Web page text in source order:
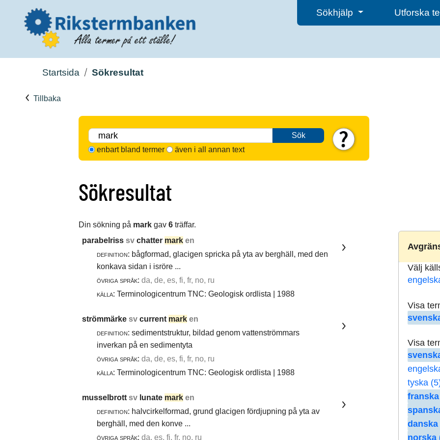
Sökhjälp Utforska
Startsida Sökresultat
Tillbaka
Sök
enbart bland termer
även i all annan text
Sökresultat
Din sökning på mark gav 6 träffar.
Välj
Visa
Visa
tyska
franska
danska
norska
parabelriss sv chatter mark en
definition: bågformad, glacigen spricka på yta av berghäll, med den
konkava sidan i isröre ...
övriga språk: da, de, es, fi, fr, no, ru
källa: Terminologicentrum TNC: Geologisk ordlista | 1988
strömmärke sv current mark en
definition: sedimentstruktur, bildad genom vattenströmmars
inverkan på en sedimentyta
övriga språk: da, de, es, fi, fr, no, ru
källa: Terminologicentrum TNC: Geologisk ordlista | 1988
musselbrott sv lunate mark en
definition: halvcirkelformad, grund glacigen fördjupning på yta av
berghäll, med den konve ...
övriga språk: da, es, fi, fr, no, ru